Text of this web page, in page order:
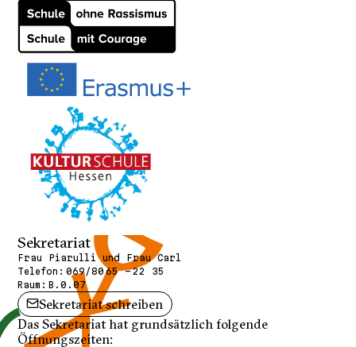
Sekretariat
Frau Piarulli und Frau Carl
Telefon: 069/80 65 - 22 35
Raum: B.0.07
Sekretariat schreiben
Das Sekretariat hat grundsätzlich folgende
Öffnungszeiten: